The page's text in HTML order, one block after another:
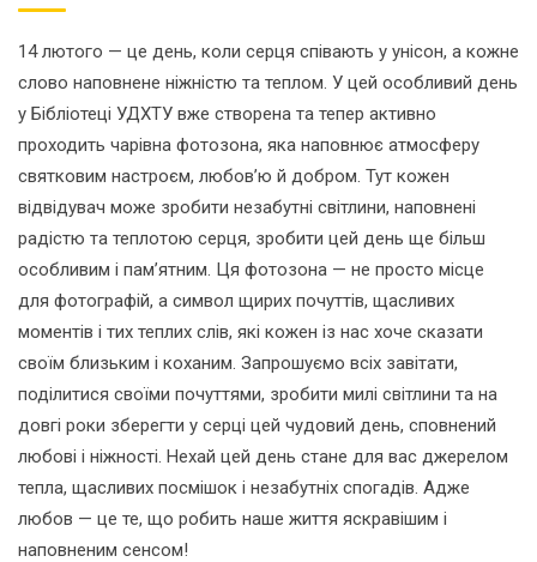
14 лютого — це день, коли серця співають у унісон, а кожне
слово наповнене ніжністю та теплом. У цей особливий день
у Бібліотеці УДХТУ вже створена та тепер активно
проходить чарівна фотозона, яка наповнює атмосферу
святковим настроєм, любов’ю й добром. Тут кожен
відвідувач може зробити незабутні світлини, наповнені
радістю та теплотою серця, зробити цей день ще більш
особливим і пам’ятним. Ця фотозона — не просто місце
для фотографій, а символ щирих почуттів, щасливих
моментів і тих теплих слів, які кожен із нас хоче сказати
своїм близьким і коханим. Запрошуємо всіх завітати,
поділитися своїми почуттями, зробити милі світлини та на
довгі роки зберегти у серці цей чудовий день, сповнений
любові і ніжності. Нехай цей день стане для вас джерелом
тепла, щасливих посмішок і незабутніх спогадів. Адже
любов — це те, що робить наше життя яскравішим і
наповненим сенсом!